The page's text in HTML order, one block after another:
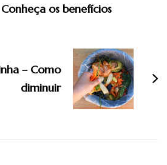
Conheça os benefícios
– Como
diminuir